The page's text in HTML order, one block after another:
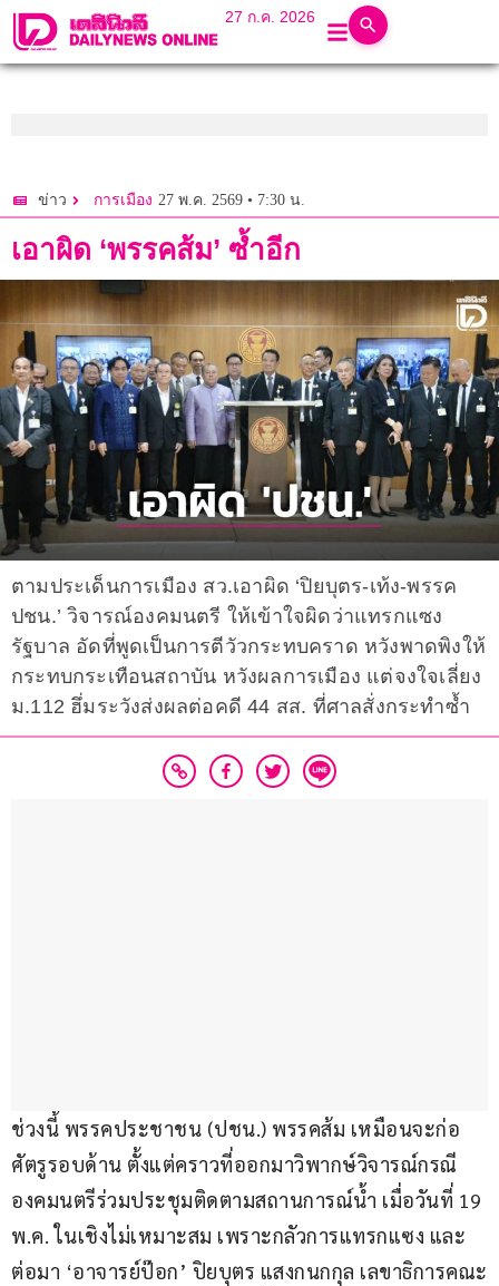
27 ก.ค. 2026
ข่าว การเมือง 27 พ.ค. 2569 • 7:30 น.
เอาผิด ‘พรรคส้ม’ ซ้ำอีก
ตามประเด็นการเมือง สว.เอาผิด ‘ปิยบุตร-เท้ง-พรรค
ปชน.’ วิจารณ์องคมนตรี ให้เข้าใจผิดว่าแทรกแซง
รัฐบาล อัดที่พูดเป็นการตีวัวกระทบคราด หวังพาดพิงให้
กระทบกระเทือนสถาบัน หวังผลการเมือง แต่จงใจเลี่ยง
ม.112 ฮึ่มระวังส่งผลต่อคดี 44 สส. ที่ศาลสั่งกระทำซ้ำ
ช่วงนี้ พรรคประชาชน (ปชน.) พรรคส้ม เหมือนจะก่อ
ศัตรูรอบด้าน ตั้งแต่คราวที่ออกมาวิพากษ์วิจารณ์กรณี
องคมนตรีร่วมประชุมติดตามสถานการณ์น้ำ เมื่อวันที่ 19
พ.ค. ในเชิงไม่เหมาะสม เพราะกลัวการแทรกแซง และ
ต่อมา ‘อาจารย์ป๊อก’ ปิยบุตร แสงกนกกุล เลขาธิการคณะ